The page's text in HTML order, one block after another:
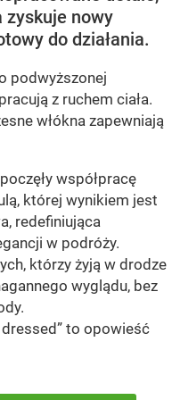
zyskuje nowy
do działania.
podwyższonej
z ruchem ciała.
włókna zapewniają
współpracę
której wynikiem jest
redefiniująca
w podróży.
którzy żyją w drodze
wyglądu, bez
dressed” to opowieść